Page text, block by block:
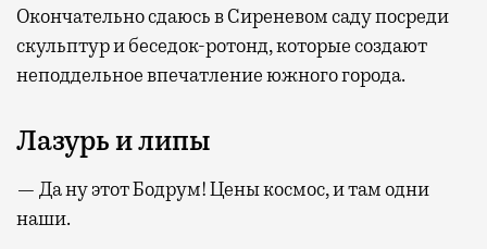
Окончательно сдаюсь в Сиреневом саду посреди
скульптур и беседок-ротонд, которые создают
неподдельное впечатление южного города.
Лазурь и липы
— Да ну этот Бодрум! Цены космос, и там одни
наши.